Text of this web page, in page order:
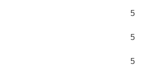
5
5
5